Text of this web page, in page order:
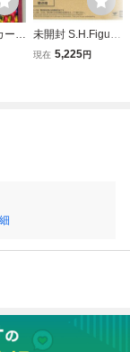
ド
ボ
未開封 S.H.Figuart
s スーパーサイヤ
現在 5,225円